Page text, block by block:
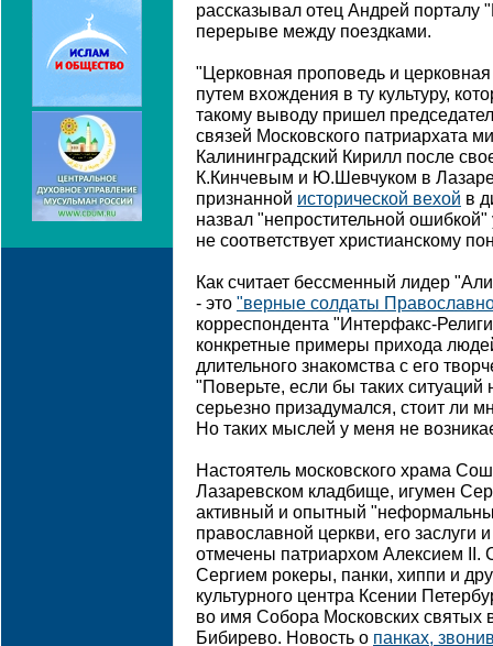
рассказывал отец Андрей порталу
перерыве между поездками.
"Церковная проповедь и
путем вхождения в ту культуру,
такому выводу пришел
связей Московского патриархата
Калининградский Кирилл после
К.Кинчевым и Ю.Шевчуком в
признанной исторической вехой в
назвал "непростительной ошибкой"
не соответствует христианскому
Как считает бессменный лидер
- это "верные солдаты
корреспондента "Интерфакс-
конкретные примеры прихода
длительного знакомства с его
"Поверьте, если бы таких ситуаций
серьезно призадумался, стоит ли
Но таких мыслей у меня не
Настоятель московского храма
Лазаревском кладбище, игумен
активный и опытный
православной церкви, его
отмечены патриархом Алексием II.
Сергием рокеры, панки, хиппи и
культурного центра Ксении
во имя Собора Московских святых
Бибирево. Новость о панках,